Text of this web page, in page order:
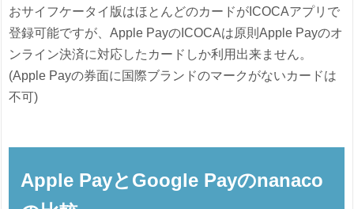
おサイフケータイ版はほとんどのカードがICOCAアプリで
登録可能ですが、Apple PayのICOCAは原則Apple Payのオ
ンライン決済に対応したカードしか利用出来ません。
(Apple Payの券面に国際ブランドのマークがないカードは
不可)
Apple PayとGoogle Payのnanaco